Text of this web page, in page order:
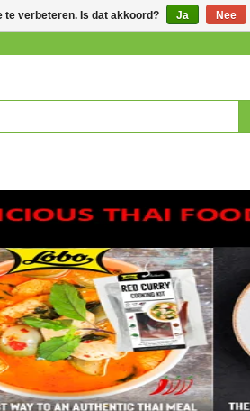
te verbeteren. Is dat akkoord? Ja Nee